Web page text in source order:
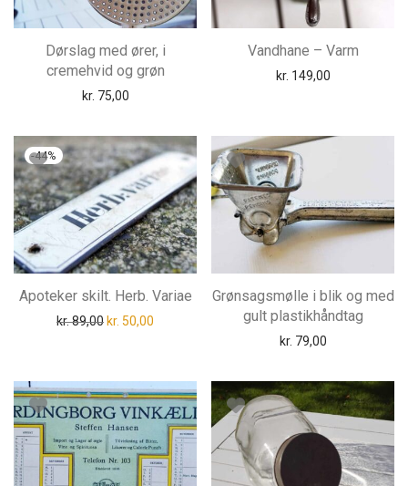
Dørslag med ører, i
cremehvid og grøn
kr. 75,00
Vandhane – Varm
kr. 149,00
-44%
Apoteker skilt. Herb. Variae
kr.89,00Den oprindelige pris var: kr. 89,00.
kr. 50,00 Den aktuelle pris er: kr. 50,00.
Grønsagsmølle i blik og med
gult plastikhåndtag
kr. 79,00